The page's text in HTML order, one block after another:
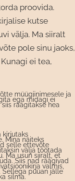
proovida.
kutse
välja. Ma siiralt
pole sinu jaoks,
ei tea,
müügiinimesele ja
ega midagi ei
räägitakse hea
kirjutaks
Mina näiteks
selle ettevõte
välja töötada
Ma usun siiralt, et
Siis nad räägivad
valmis,
Sellega püüan jälle
silma.